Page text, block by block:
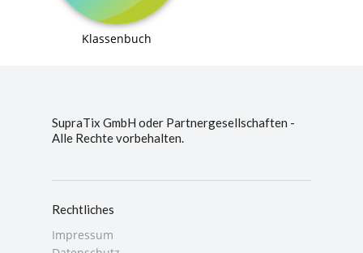
Klassenbuch
SupraTix GmbH oder Partnergesellschaften -
Alle Rechte vorbehalten.
Rechtliches
Impressum